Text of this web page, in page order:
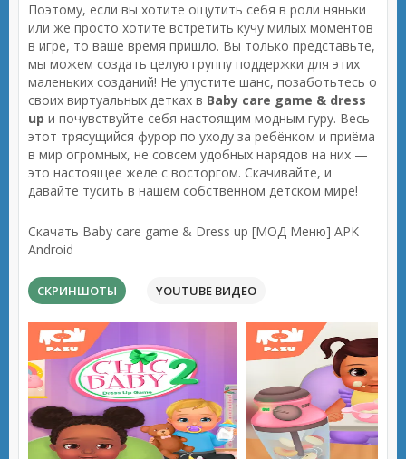
Поэтому, если вы хотите ощутить себя в роли няньки
или же просто хотите встретить кучу милых моментов
в игре, то ваше время пришло. Вы только представьте,
мы можем создать целую группу поддержки для этих
маленьких созданий! Не упустите шанс, позаботьтесь о
своих виртуальных детках в Baby care game & dress
up и почувствуйте себя настоящим модным гуру. Весь
этот трясущийся фурор по уходу за ребёнком и приёма
в мир огромных, не совсем удобных нарядов на них —
это настоящее желе с восторгом. Скачивайте, и
давайте тусить в нашем собственном детском мире!
Скачать Baby care game & Dress up [МОД Меню] APK
Android
СКРИНШОТЫ YOUTUBE ВИДЕО